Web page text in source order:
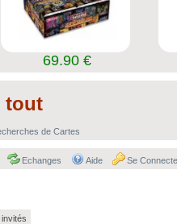
69.90 €
tout
de Cartes
Echanges Aide Se